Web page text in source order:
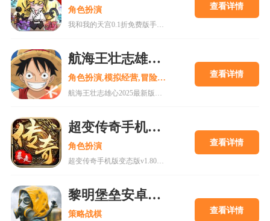
角色扮演
我和我的天宫0.1折免费版手游是一款古风仙侠玩家扮演类手游。游戏内所有充值皆为0.1折，更有7日登录豪礼，累计登录豪礼，开服庆典等免费白嫖活动。
查看详情
航海王壮志雄心2025最新版
角色扮演,模拟经营,冒险解谜 查看详情
超变传奇手机版变态版v1.80下载
角色扮演
超变传奇手机版变态版v1.80下载是一款十分厉害的传奇游戏，vip66vip77vip888续写传奇传承经典上线即送VIP11，海量福利等你体验，现在下载体验，上线就能高人一等!
查看详情
黎明堡垒安卓版正版
策略战棋 查看详情